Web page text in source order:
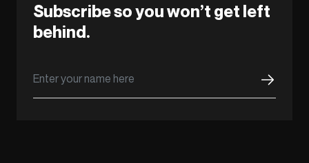
Subscribe so you won’t get left
behind.